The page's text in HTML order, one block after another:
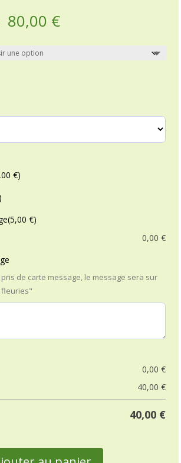
80,00 €Plage
de
prix :
40,00 €
€)
(5,00 €)
0,00 €
de carte message, le message sera sur
fleuries"
0,00 €
40,00 €
40,00 €